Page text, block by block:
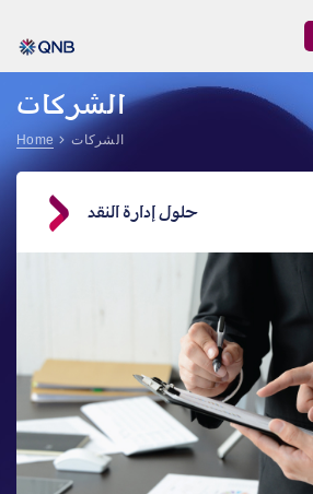
الشركات
Home الشركات
حلول إدارة النقد